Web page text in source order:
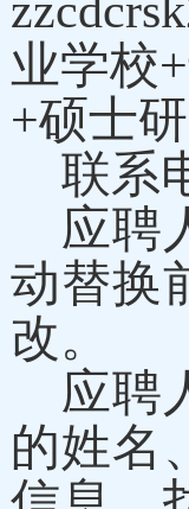
业学校
+硕士
联系
应聘
动替换
改。
应聘
的姓名